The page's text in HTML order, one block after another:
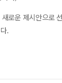
로운 제시안으로
.